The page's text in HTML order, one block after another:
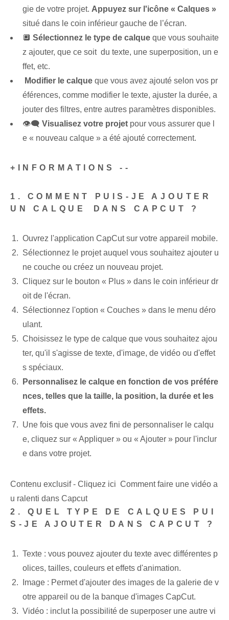
gie de votre projet. Appuyez sur l'icône « Calques »
‌situé dans le coin inférieur gauche de l’écran.
🔲 Sélectionnez le type de calque que vous souhaite
z ‌ajouter, que ce soit ⁤ du texte, une superposition, un e
ffet, etc.
Modifier ⁤le⁢ calque que vous avez ajouté selon vos pr
éférences, comme modifier le texte, ajuster la durée, a
jouter des filtres, entre autres paramètres disponibles.
👁️‍🗨️‍ Visualisez votre projet pour vous assurer que l
e « nouveau calque » a été ajouté correctement.
+‍INFORMATIONS --
1. COMMENT PUIS-JE AJOUTER
UN CALQUE⁤ DANS CAPCUT ?
Ouvrez l'application CapCut sur votre appareil mobile.
Sélectionnez le projet auquel vous souhaitez ajouter u
ne couche ou créez un nouveau projet.
Cliquez sur le bouton « Plus » dans le coin inférieur dr
oit de l'écran.
Sélectionnez l'option « Couches » dans le menu déro
ulant.
Choisissez le type de calque que vous souhaitez ajou
ter, qu'il s'agisse de texte, d'image, de vidéo ou d'effet
s spéciaux.
Personnalisez le calque en fonction de vos préfére
nces, telles que la taille, la position, la durée et les
effets.
Une fois que vous avez fini de personnaliser le calqu
e, cliquez sur « Appliquer » ou « Ajouter » pour l'inclur
e dans votre projet.
Contenu exclusif - Cliquez ici Comment faire une vidéo a
u ralenti dans Capcut
2. QUEL TYPE DE CALQUES PUI
S-JE AJOUTER DANS CAPCUT ?
Texte : vous pouvez ajouter du texte avec différentes p
olices, tailles, couleurs et effets d'animation.
Image : Permet d'ajouter des images de la galerie de v
otre appareil ou de la banque d'images CapCut.
Vidéo : inclut la possibilité de superposer une autre vi